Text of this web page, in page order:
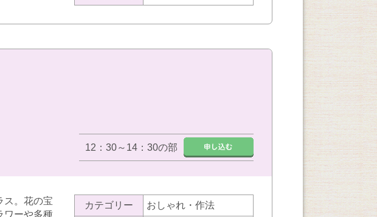
12：30～14：30の部
ス。花の宝
ワーや多種
カテゴリー おしゃれ・作法